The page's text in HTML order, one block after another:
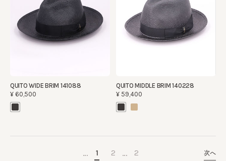
QUITO WIDE BRIM 141088
¥60,500
QUITO MIDDLE BRIM 140228
¥59,400
… 1 2 … 2 次へ